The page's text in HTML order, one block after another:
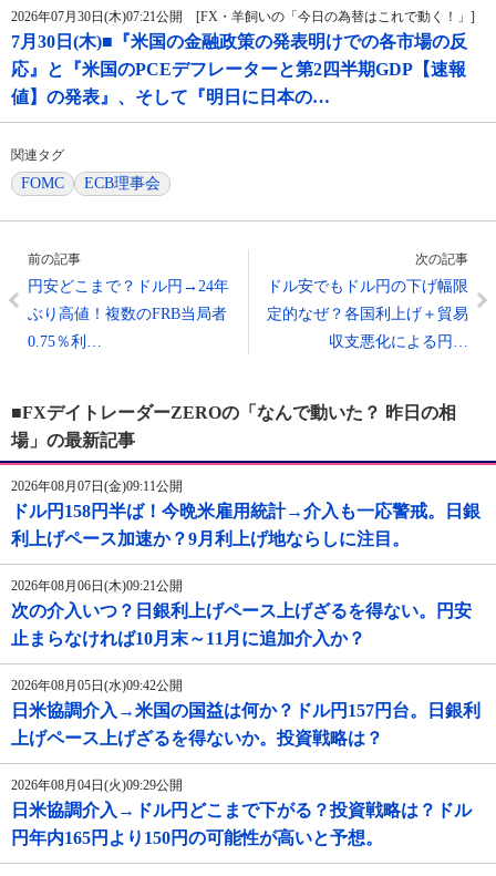
2026年07月30日(木)07:21公開 [FX・羊飼いの「今日の為替はこれで動く！」]
7月30日(木)■『米国の金融政策の発表明けでの各市場の反
応』と『米国のPCEデフレーターと第2四半期GDP【速報
値】の発表』、そして『明日に日本の…
関連タグ
FOMC ECB理事会
前の記事
円安どこまで？ドル円→24年
ぶり高値！複数のFRB当局者
0.75％利…
次の記事
ドル安でもドル円の下げ幅限
定的なぜ？各国利上げ＋貿易
収支悪化による円…
■FXデイトレーダーZEROの「なんで動いた？ 昨日の相
場」の最新記事
2026年08月07日(金)09:11公開
ドル円158円半ば！今晩米雇用統計→介入も一応警戒。日銀
利上げペース加速か？9月利上げ地ならしに注目。
2026年08月06日(木)09:21公開
次の介入いつ？日銀利上げペース上げざるを得ない。円安
止まらなければ10月末～11月に追加介入か？
2026年08月05日(水)09:42公開
日米協調介入→米国の国益は何か？ドル円157円台。日銀利
上げペース上げざるを得ないか。投資戦略は？
2026年08月04日(火)09:29公開
日米協調介入→ドル円どこまで下がる？投資戦略は？ドル
円年内165円より150円の可能性が高いと予想。